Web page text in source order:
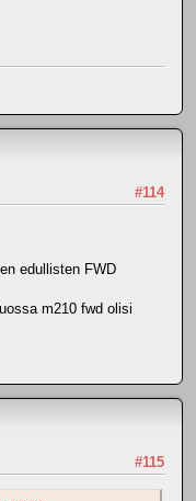
#114
edullisten FWD
m210 fwd olisi
#115